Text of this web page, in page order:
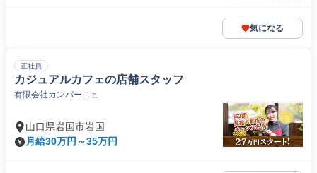
気になる
正社員
カジュアルカフェの店舗スタッフ
有限会社カンパーニュ
山口県岩国市岩国
月給30万円～35万円